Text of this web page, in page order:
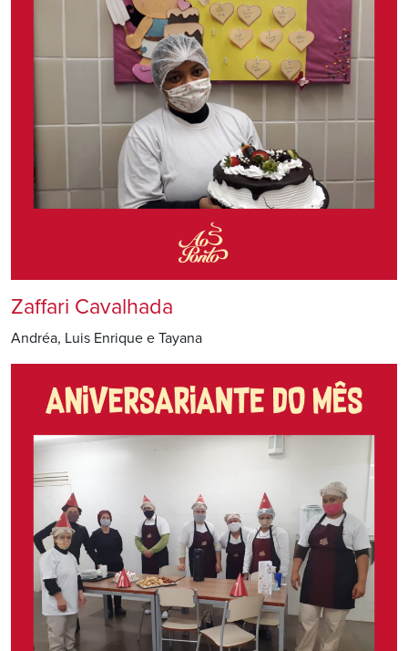
Zaffari Cavalhada
Andréa, Luis Enrique e Tayana